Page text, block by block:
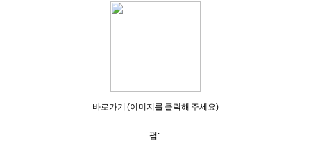
바로가기 (이미지를 클릭해 주세요)
펌: